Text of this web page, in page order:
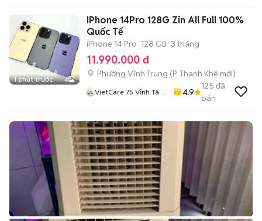
1 phút trước 4
IPhone 14Pro 128G Zin All Full 100%
Quốc Tế
iPhone 14 Pro 128 GB 3 tháng
11.990.000 đ
Phường Vĩnh Trung (P. Thanh Khê mới)
VietCare 75 Vĩnh Tân
4.9
125 đã
bán